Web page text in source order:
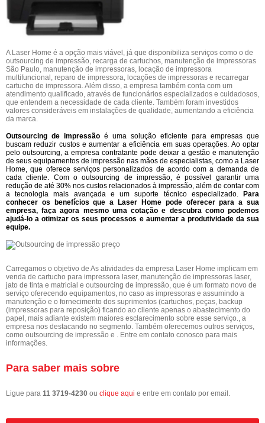
A Laser Home é a opção mais viável, já que disponibiliza serviços como o de
outsourcing de impressão, recarga de cartuchos, manutenção de impressoras
São Paulo, manutenção de impressoras, locação de impressora
multifuncional, reparo de impressora, locações de impressoras e recarregar
cartucho de impressora. Além disso, a empresa também conta com um
atendimento qualificado, através de funcionários especializados e cuidadosos,
que entendem a necessidade de cada cliente. Também foram investidos
valores consideráveis em instalações de qualidade, aumentando a eficiência
da marca.
Outsourcing de impressão é uma solução eficiente para empresas que
buscam reduzir custos e aumentar a eficiência em suas operações. Ao optar
pelo outsourcing, a empresa contratante pode deixar a gestão e manutenção
de seus equipamentos de impressão nas mãos de especialistas, como a Laser
Home, que oferece serviços personalizados de acordo com a demanda de
cada cliente. Com o outsourcing de impressão, é possível garantir uma
redução de até 30% nos custos relacionados à impressão, além de contar com
a tecnologia mais avançada e um suporte técnico especializado. Para
conhecer os benefícios que a Laser Home pode oferecer para a sua
empresa, faça agora mesmo uma cotação e descubra como podemos
ajudá-lo a otimizar os seus processos e aumentar a produtividade da sua
equipe.
Carregamos o objetivo de As atividades da empresa Laser Home implicam em
venda de cartucho para impressora laser, manutenção de impressoras laser,
jato de tinta e matricial e outsourcing de impressão, que é um formato novo de
serviço oferecendo equipamentos, no caso as impressoras e assumindo a
manutenção e o fornecimento dos suprimentos (cartuchos, peças, backup
(impressoras para reposição) ficando ao cliente apenas o abastecimento do
papel, mais adiante existem maiores esclarecimento sobre esse serviço., a
empresa nos destacando no segmento. Também oferecemos outros serviços,
como outsourcing de impressão e . Entre em contato conosco para mais
informações.
Para saber mais sobre
Ligue para 11 3719-4230 ou clique aqui e entre em contato por email.